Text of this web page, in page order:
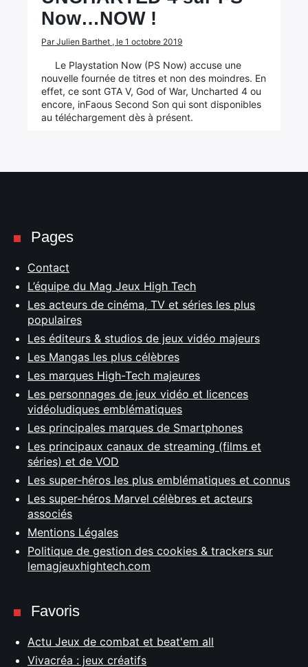
Now…NOW !
Par Julien Barthet , le 1 octobre 2019
Le Playstation Now (PS Now) accuse une
nouvelle fournée de titres et non des moindres. En
effet, ce sont GTA V, God of War, Uncharted 4 ou
encore, inFaous Second Son qui sont disponibles
au téléchargement dès à présent.
Pages
Contact
L’équipe du Mag Jeux High Tech
Les acteurs de cinéma, TV et séries les plus
populaires
Les éditeurs & studios de jeux vidéo majeurs
Les Mangas les plus célèbres
Les marques High-Tech majeures
Les personnages de jeux vidéo et licences
vidéoludiques emblématiques
Les principales marques de Smartphones
Les principaux canaux de streaming (films et
séries) et de VOD
Les super-héros les plus emblématiques et connus
Les super-héros Marvel célèbres et acteurs
associés
Mentions Légales
Politique de gestion des cookies & trackers sur
lemagjeuxhightech.com
Favoris
Actu Jeux de combat et beat'em all
Vivacréa : jeux créatifs